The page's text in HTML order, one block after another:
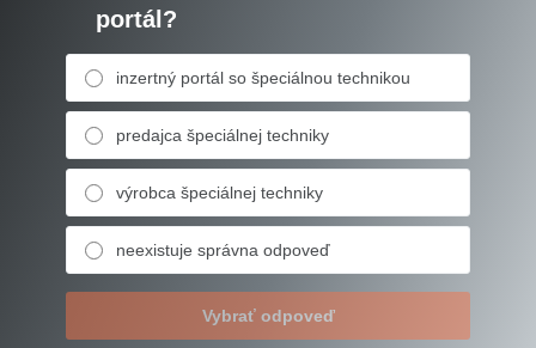
portál?
inzertný portál so špeciálnou technikou
predajca špeciálnej techniky
výrobca špeciálnej techniky
neexistuje správna odpoveď
Vybrať odpoveď